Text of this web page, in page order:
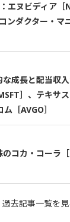
エヌビディア［
ンダクター・
な成長と配当収
］、テキサ
［AVGO］
のコカ・コーラ
過去記事一覧を見